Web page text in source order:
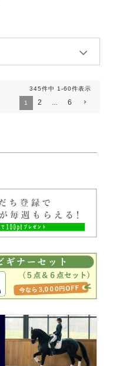
345件中 1-60件表示
1 2 … 6